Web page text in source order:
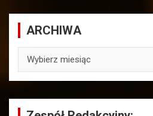
ARCHIWA